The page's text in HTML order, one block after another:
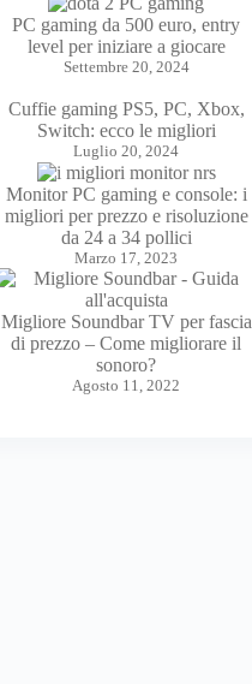
PC gaming da 500 euro, entry
level per iniziare a giocare
Settembre 20, 2024
Cuffie gaming PS5, PC, Xbox,
Switch: ecco le migliori
Luglio 20, 2024
Monitor PC gaming e console: i
migliori per prezzo e risoluzione
da 24 a 34 pollici
Marzo 17, 2023
Migliore Soundbar TV per fascia
di prezzo – Come migliorare il
sonoro?
Agosto 11, 2022